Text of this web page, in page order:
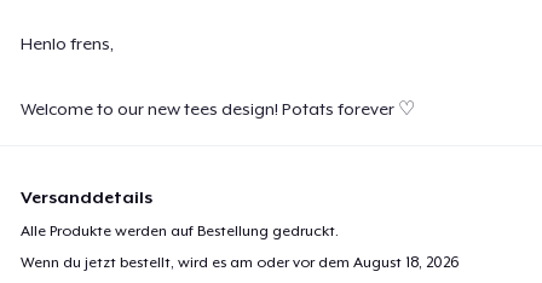
Henlo frens,
Welcome to our new tees design! Potats forever ♡
Versanddetails
Alle Produkte werden auf Bestellung gedruckt.
Wenn du jetzt bestellt, wird es am oder vor demAugust 18, 2026